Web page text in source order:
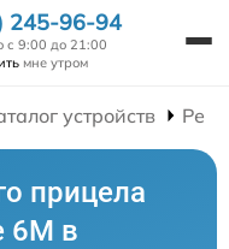
245-96-94
с 9:00 до 21:00
мне утром
устройств
прицела
6M в